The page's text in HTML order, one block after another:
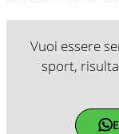
Vuoi essere
sport,